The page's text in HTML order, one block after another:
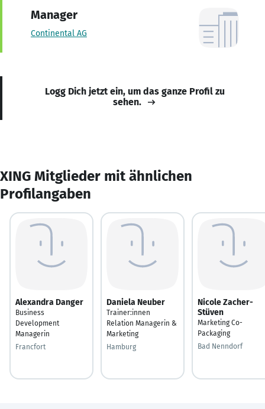
Manager
Continental AG
Logg Dich jetzt ein, um das ganze Profil zu
sehen.
XING Mitglieder mit ähnlichen
Profilangaben
Alexandra Danger
Business
Development
Managerin
Francfort
Daniela Neuber
Trainer:innen
Relation Managerin &
Marketing
Hamburg
Nicole Zacher-
Stüven
Marketing Co-
Packaging
Bad Nenndorf